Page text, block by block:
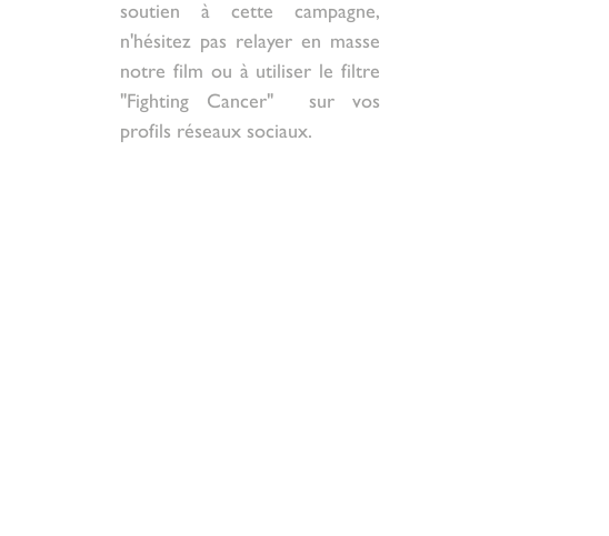
soutien à cette campagne,
n'hésitez pas relayer en masse
notre film ou à utiliser le filtre
"Fighting Cancer"  sur vos
profils réseaux sociaux.